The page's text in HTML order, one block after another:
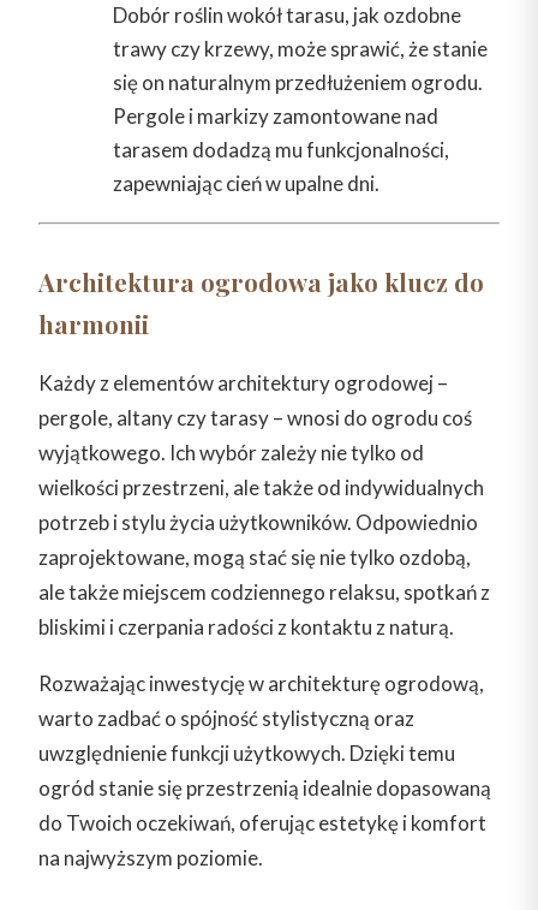
Dobór roślin wokół tarasu, jak ozdobne
trawy czy krzewy, może sprawić, że stanie
się on naturalnym przedłużeniem ogrodu.
Pergole i markizy zamontowane nad
tarasem dodadzą mu funkcjonalności,
zapewniając cień w upalne dni.
Architektura ogrodowa jako klucz do
harmonii
Każdy z elementów architektury ogrodowej –
pergole, altany czy tarasy – wnosi do ogrodu coś
wyjątkowego. Ich wybór zależy nie tylko od
wielkości przestrzeni, ale także od indywidualnych
potrzeb i stylu życia użytkowników. Odpowiednio
zaprojektowane, mogą stać się nie tylko ozdobą,
ale także miejscem codziennego relaksu, spotkań z
bliskimi i czerpania radości z kontaktu z naturą.
Rozważając inwestycję w architekturę ogrodową,
warto zadbać o spójność stylistyczną oraz
uwzględnienie funkcji użytkowych. Dzięki temu
ogród stanie się przestrzenią idealnie dopasowaną
do Twoich oczekiwań, oferując estetykę i komfort
na najwyższym poziomie.